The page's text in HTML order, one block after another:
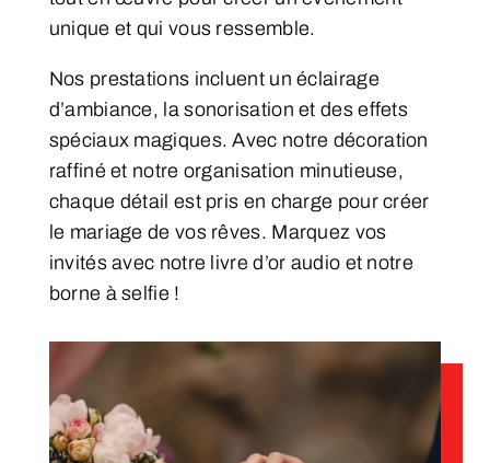
unique et qui vous ressemble.
Nos prestations incluent un éclairage
d’ambiance, la sonorisation et des effets
spéciaux magiques. Avec notre décoration
raffiné et notre organisation minutieuse,
chaque détail est pris en charge pour créer
le mariage de vos rêves. Marquez vos
invités avec notre livre d’or audio et notre
borne à selfie !